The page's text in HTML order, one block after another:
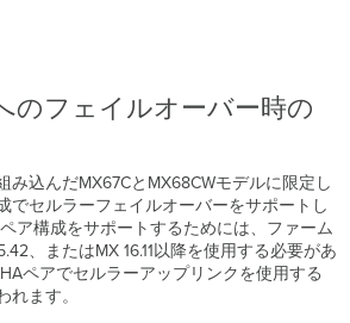
のフェイルオーバー時の
み込んだMX67CとMX68CWモデルに限定し
でセルラーフェイルオーバーをサポートし
ア構成をサポートするためには、ファーム
、またはMX 16.11以降を使用する必要があ
ペアでセルラーアップリンクを使用する
れます。